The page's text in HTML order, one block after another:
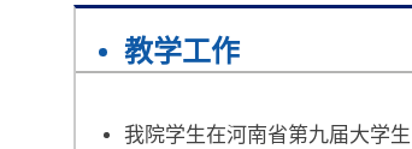
教学工作
我院学生在河南省第九届大学